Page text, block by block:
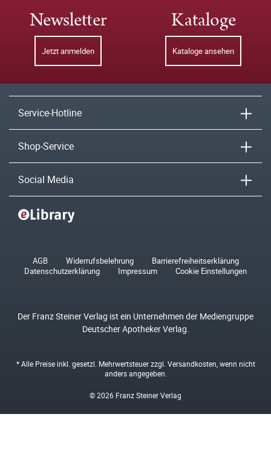
Newsletter
Jetzt anmelden
Kataloge
Kataloge ansehen
Service-Hotline
Shop-Service
Social Media
AGB Widerrufsbelehrung
Barrierefreiheitserklärung
Datenschutzerklärung
Impressum Cookie Einstellungen
Der Franz Steiner Verlag ist ein Unternehmen der Mediengruppe
Deutscher Apotheker Verlag.
* Alle Preise inkl. gesetzl. Mehrwertsteuer zzgl. Versandkosten , wenn nicht
anders angegeben.
© 2026 Franz Steiner Verlag